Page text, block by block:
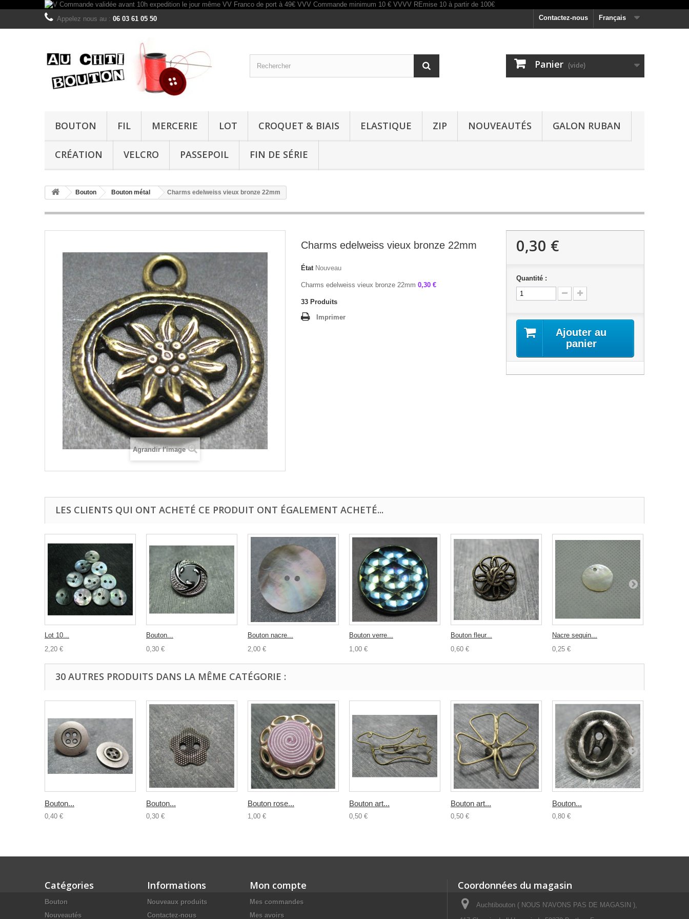
Français
Contactez-nous
Appelez nous au : 06 03 61 05 50
Panier (vide)
BOUTON FIL MERCERIE LOT CROQUET & BIAIS ELASTIQUE ZIP NOUVEAUTÉS GALON RUBAN
CRÉATION VELCRO PASSEPOIL FIN DE SÉRIE
Bouton Bouton métal Charms edelweiss vieux bronze 22mm
Agrandir l'image
Charms edelweiss vieux bronze 22mm
État Nouveau
Charms edelweiss vieux bronze 22mm 0,30 €
33 Produits
Imprimer
0,30 €
Quantité :
Ajouter au
panier
LES CLIENTS QUI ONT ACHETÉ CE PRODUIT ONT ÉGALEMENT ACHETÉ...
Lot 10...
2,20 €
Bouton...
0,30 €
Bouton nacre...
2,00 €
Bouton verre...
1,00 €
Bouton fleur...
0,60 €
Nacre sequin...
0,25 €
30 AUTRES PRODUITS DANS LA MÊME CATÉGORIE :
Bouton...
0,40 €
Bouton...
0,30 €
Bouton rose...
1,00 €
Bouton art...
0,50 €
Bouton art...
0,50 €
Bouton...
0,80 €
Catégories
Bouton
Nouveautés
Informations
Nouveaux produits
Contactez-nous
Mon compte
Mes commandes
Mes avoirs
Coordonnées du magasin
Auchtibouton ( NOUS N'AVONS PAS DE MAGASIN ),